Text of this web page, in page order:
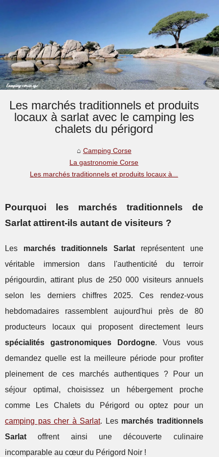
Les marchés traditionnels et produits
locaux à sarlat avec le camping les
chalets du périgord
Camping Corse
La gastronomie Corse
Les marchés traditionnels et produits locaux à...
Pourquoi les marchés traditionnels de
Sarlat attirent-ils autant de visiteurs ?
Les marchés traditionnels Sarlat représentent une
véritable immersion dans l'authenticité du terroir
périgourdin, attirant plus de 250 000 visiteurs annuels
selon les derniers chiffres 2025. Ces rendez-vous
hebdomadaires rassemblent aujourd'hui près de 80
producteurs locaux qui proposent directement leurs
spécialités gastronomiques Dordogne. Vous vous
demandez quelle est la meilleure période pour profiter
pleinement de ces marchés authentiques ? Pour un
séjour optimal, choisissez un hébergement proche
comme Les Chalets du Périgord ou optez pour un
camping pas cher à Sarlat. Les marchés traditionnels
Sarlat offrent ainsi une découverte culinaire
incomparable au cœur du Périgord Noir !